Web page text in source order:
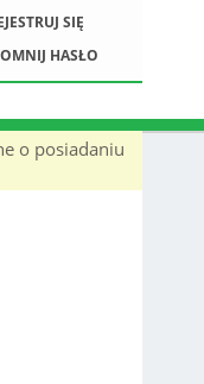
SIĘ
HASŁO
o posiadaniu